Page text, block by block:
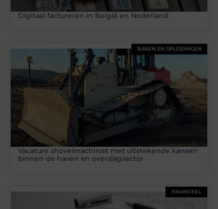
Digitaal factureren in België en Nederland
BANEN EN OPLEIDINGEN
Vacature shovelmachinist met uitstekende kansen
binnen de haven en overslagsector
FINANCIEEL